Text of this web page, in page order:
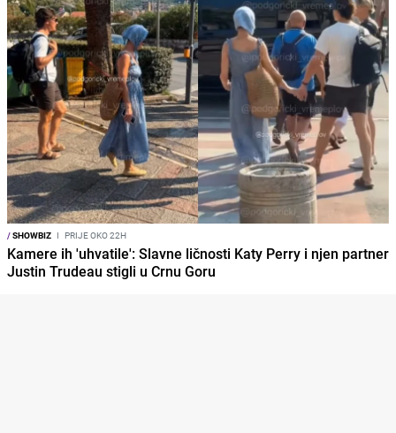
/SHOWBIZ I PRIJE OKO 22H
Kamere ih 'uhvatile': Slavne ličnosti Katy Perry i njen partner
Justin Trudeau stigli u Crnu Goru